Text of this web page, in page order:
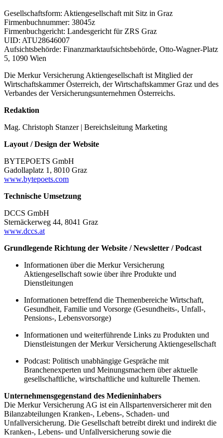
Gesellschaftsform: Aktiengesellschaft mit Sitz in Graz
Firmenbuchnummer: 38045z
Firmenbuchgericht: Landesgericht für ZRS Graz
UID: ATU28646007
Aufsichtsbehörde: Finanzmarktaufsichtsbehörde, Otto-Wagner-Platz
5, 1090 Wien
Die Merkur Versicherung Aktiengesellschaft ist Mitglied der
Wirtschaftskammer Österreich, der Wirtschaftskammer Graz und des
Verbandes der Versicherungsunternehmen Österreichs.
Redaktion
Mag. Christoph Stanzer | Bereichsleitung Marketing
Layout / Design der Website
BYTEPOETS GmbH
Gadollaplatz 1, 8010 Graz
www.bytepoets.com
Technische Umsetzung
DCCS GmbH
Sternäckerweg 44, 8041 Graz
www.dccs.at
Grundlegende Richtung der Website / Newsletter / Podcast
Informationen über die Merkur Versicherung
Aktiengesellschaft sowie über ihre Produkte und
Dienstleitungen
Informationen betreffend die Themenbereiche Wirtschaft,
Gesundheit, Familie und Vorsorge (Gesundheits-, Unfall-,
Pensions-, Lebensvorsorge)
Informationen und weiterführende Links zu Produkten und
Dienstleistungen der Merkur Versicherung Aktiengesellschaft
Podcast: Politisch unabhängige Gespräche mit
Branchenexperten und Meinungsmachern über aktuelle
gesellschaftliche, wirtschaftliche und kulturelle Themen.
Unternehmensgegenstand des Medieninhabers
Die Merkur Versicherung AG ist ein Allspartenversicherer mit den
Bilanzabteilungen Kranken-, Lebens-, Schaden- und
Unfallversicherung. Die Gesellschaft betreibt direkt und indirekt die
Kranken-, Lebens- und Unfallversicherung sowie die